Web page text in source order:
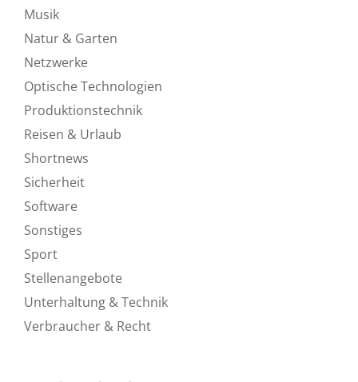
Musik
Natur & Garten
Netzwerke
Optische Technologien
Produktionstechnik
Reisen & Urlaub
Shortnews
Sicherheit
Software
Sonstiges
Sport
Stellenangebote
Unterhaltung & Technik
Verbraucher & Recht